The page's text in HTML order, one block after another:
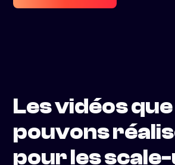
Les vidéos
pouvons
pour les